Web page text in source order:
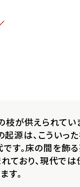
が供えられてい
起源は、こういっ
す。床の間を飾
ており、現代で
す。